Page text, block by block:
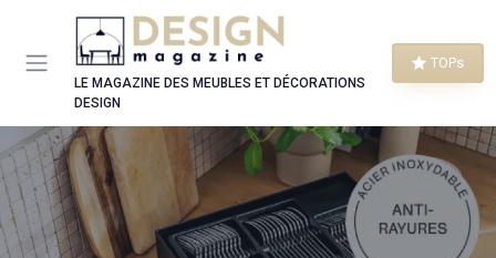
LE MAGAZINE DES MEUBLES ET DÉCORATIONS
DESIGN
TOPs
Panneau de gestion des cookies